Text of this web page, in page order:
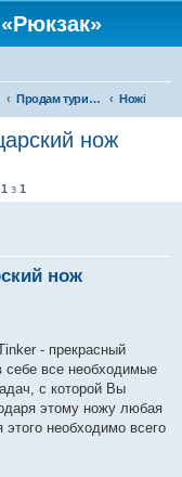
Продам туристичне спорядження Ножі
нож
1 з 1
нож
- прекрасный
себе все необходимые
с которой Вы
этому ножу любая
необходимо всего